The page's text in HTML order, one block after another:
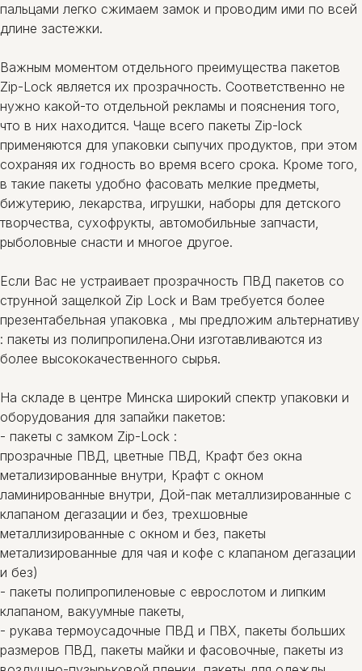
пальцами легко сжимаем замок и проводим ими по всей
длине застежки.
Важным моментом отдельного преимущества пакетов
Zip-Lock является их прозрачность. Соответственно не
нужно какой-то отдельной рекламы и пояснения того,
что в них находится. Чаще всего пакеты Zip-lock
применяются для упаковки сыпучих продуктов, при этом
сохраняя их годность во время всего срока. Кроме того,
в такие пакеты удобно фасовать мелкие предметы,
бижутерию, лекарства, игрушки, наборы для детского
творчества, сухофрукты, автомобильные запчасти,
рыболовные снасти и многое другое.
Если Вас не устраивает прозрачность ПВД пакетов со
струнной защелкой Zip Lock и Вам требуется более
презентабельная упаковка , мы предложим альтернативу
: пакеты из полипропилена.Они изготавливаются из
более высококачественного сырья.
На складе в центре Минска широкий спектр упаковки и
оборудования для запайки пакетов:
- пакеты c замком Zip-Lock :
прозрачные ПВД, цветные ПВД, Крафт без окна
метализированные внутри, Крафт с окном
ламинированные внутри, Дой-пак металлизированные с
клапаном дегазации и без, трехшовные
металлизированные с окном и без, пакеты
метализированные для чая и кофе с клапаном дегазации
и без)
- пакеты полипропиленовые с еврослотом и липким
клапаном, вакуумные пакеты,
- рукава термоусадочные ПВД и ПВХ, пакеты больших
размеров ПВД, пакеты майки и фасовочные, пакеты из